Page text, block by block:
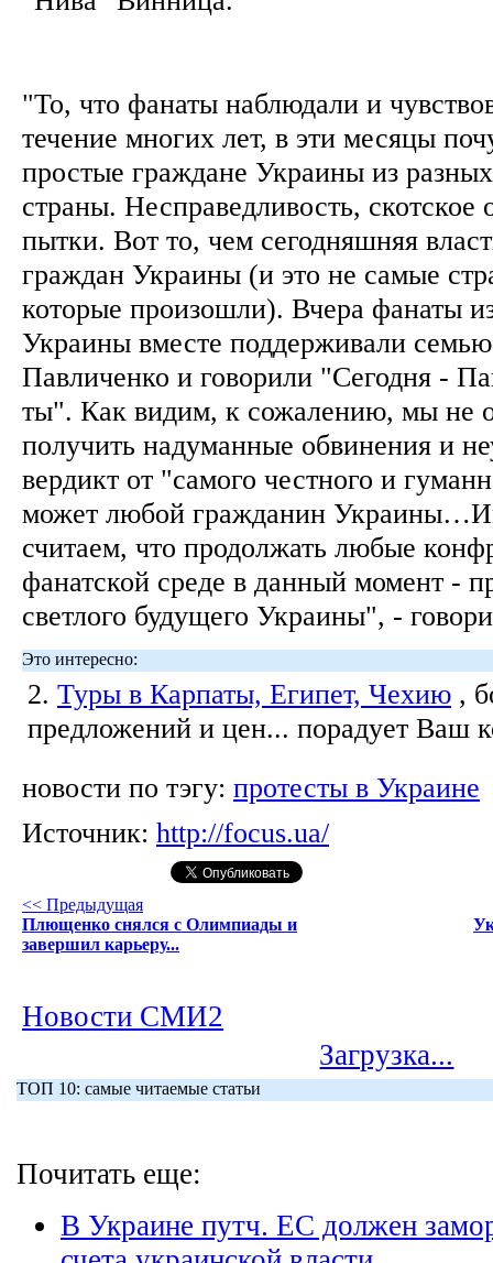
"То, что фанаты наблюдали и
течение многих лет, в эти месяцы
простые граждане Украины из
страны. Несправедливость,
пытки. Вот то, чем сегодняшняя
граждан Украины (и это не самые
которые произошли). Вчера фанаты
Украины вместе поддерживали
Павличенко и говорили "Сегодня -
ты". Как видим, к сожалению, мы не
получить надуманные обвинения и
вердикт от "самого честного и
может любой гражданин
считаем, что продолжать любые
фанатской среде в данный момент -
светлого будущего Украины", -
Это интересно:
2. Туры в Карпаты, Египет, Чехию ,
предложений и цен... порадует Ваш
новости по тэгу: протесты в Украине
Источник: http://focus.ua/
<< Предыдущая
Плющенко снялся с Олимпиады и
завершил карьеру...
Новости СМИ2
Загрузка...
ТОП 10: самые читаемые статьи
Почитать еще:
В Украине путч. ЕС должен